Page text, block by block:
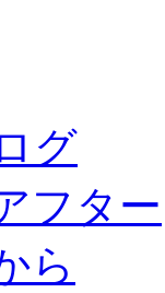
グ
フター
ら